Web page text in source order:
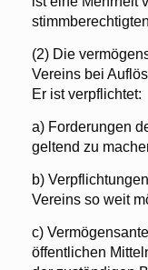
(2) Die
Vereins bei
Er ist verpflichtet:
a) Forderungen
geltend zu
b)
Vereins so weit
c)
öffentlichen